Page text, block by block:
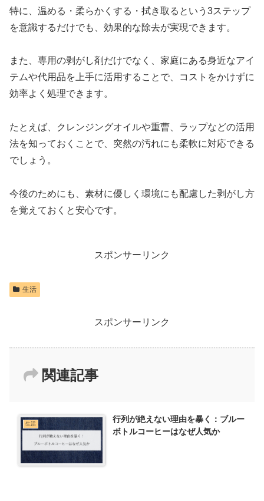
特に、温める・柔らかくする・拭き取るという3ステップ
を意識するだけでも、効果的な除去が実現できます。
また、専用の剥がし剤だけでなく、家庭にある身近なアイ
テムや代用品を上手に活用することで、コストをかけずに
効率よく処理できます。
たとえば、クレンジングオイルや重曹、ラップなどの活用
法を知っておくことで、突然の汚れにも柔軟に対応できる
でしょう。
今後のためにも、素材に優しく環境にも配慮した剥がし方
を覚えておくと安心です。
スポンサーリンク
生活
スポンサーリンク
関連記事
生活
行列が絶えない理由を暴く：ブルー
ボトルコーヒーはなぜ人気か